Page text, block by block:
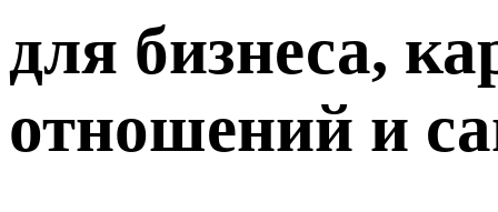
для бизнеса,
отношений и